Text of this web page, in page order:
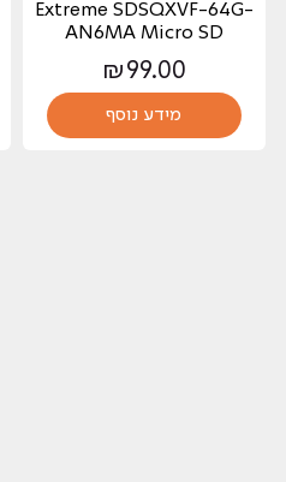
Extreme SDSQXVF-64G-
AN6MA Micro SD
₪ 99.00
מידע נוסף